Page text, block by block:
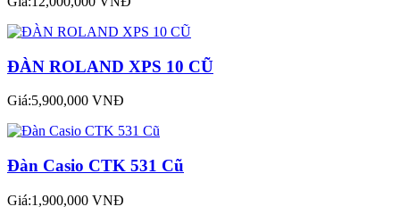
ĐÀN ROLAND XPS 10 CŨ
Giá:5,900,000 VNĐ
Đàn Casio CTK 531 Cũ
Giá:1,900,000 VNĐ